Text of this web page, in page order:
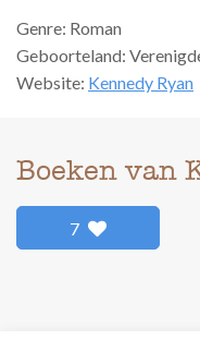
Genre: Roman
Geboorteland:
Website: Kennedy Ryan
Boeken van
7